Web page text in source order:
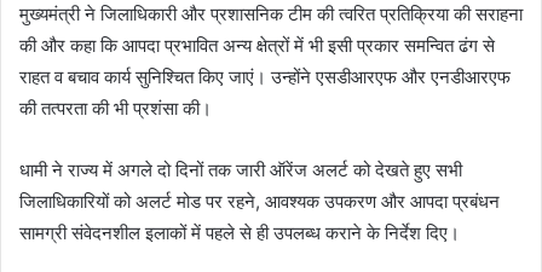
मुख्यमंत्री ने जिलाधिकारी और प्रशासनिक टीम की त्वरित प्रतिक्रिया की सराहना
की और कहा कि आपदा प्रभावित अन्य क्षेत्रों में भी इसी प्रकार समन्वित ढंग से
राहत व बचाव कार्य सुनिश्चित किए जाएं। उन्होंने एसडीआरएफ और एनडीआरएफ
की तत्परता की भी प्रशंसा की।
धामी ने राज्य में अगले दो दिनों तक जारी ऑरेंज अलर्ट को देखते हुए सभी
जिलाधिकारियों को अलर्ट मोड पर रहने, आवश्यक उपकरण और आपदा प्रबंधन
सामग्री संवेदनशील इलाकों में पहले से ही उपलब्ध कराने के निर्देश दिए।